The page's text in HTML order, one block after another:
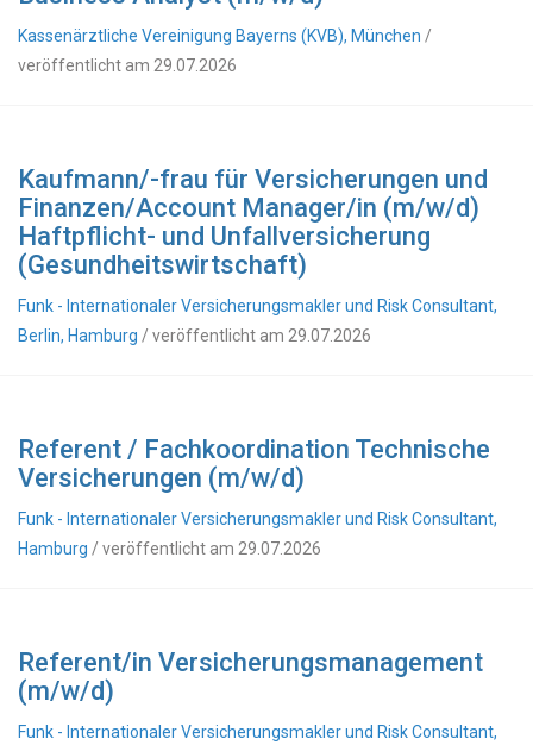
Kassenärztliche Vereinigung Bayerns (KVB), München /
veröffentlicht am 29.07.2026
Kaufmann/-frau für Versicherungen und
Finanzen/Account Manager/in (m/w/d)
Haftpflicht- und Unfallversicherung
(Gesundheitswirtschaft)
Funk - Internationaler Versicherungsmakler und Risk Consultant,
Berlin, Hamburg / veröffentlicht am 29.07.2026
Referent / Fachkoordination Technische
Versicherungen (m/w/d)
Funk - Internationaler Versicherungsmakler und Risk Consultant,
Hamburg / veröffentlicht am 29.07.2026
Referent/in Versicherungsmanagement
(m/w/d)
Funk - Internationaler Versicherungsmakler und Risk Consultant,